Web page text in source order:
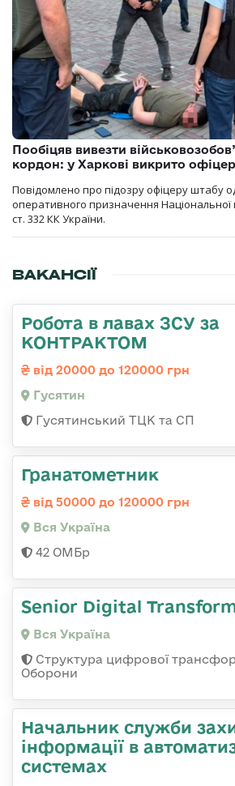
Пообіцяв вивезти
кордон: у Харкові викрито
Повідомлено про підозру офіцеру штабу
оперативного призначення Національної
ст. 332 КК України.
ВАКАНСІЇ
Робота в лавах ЗСУ за
КОНТРАКТОМ
від 20000 до 120000 грн
Гусятин
Гусятинський ТЦК та СП
Гранатометник
від 50000 до 120000 грн
Вся Україна
42 ОМБр
Senior Digital
Вся Україна
Структура цифрової
Оборони
Начальник служби
інформації в
системах